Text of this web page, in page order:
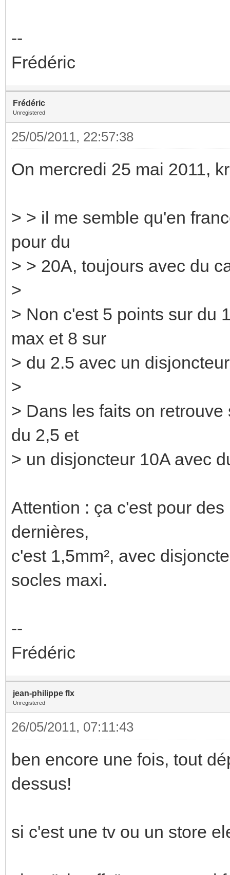
--
Frédéric
Frédéric
Unregistered
25/05/2011, 22:57:38
On mercredi 25 mai 2011,
> > il me semble qu'en
pour du
> > 20A, toujours avec du
>
> Non c'est 5 points sur du
max et 8 sur
> du 2.5 avec un
>
> Dans les faits on
du 2,5 et
> un disjoncteur 10A avec
Attention : ça c'est pour
dernières,
c'est 1,5mm², avec
socles maxi.
--
Frédéric
jean-philippe flx
Unregistered
26/05/2011, 07:11:43
ben encore une fois, tout
dessus!
si c'est une tv ou un store